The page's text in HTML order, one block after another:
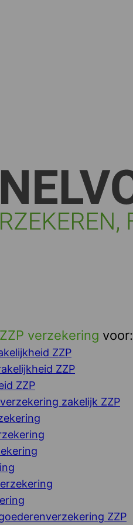
ZZP verzekering voor:
ZZP
ZZP
ZZP
zakelijk ZZP
ZZP